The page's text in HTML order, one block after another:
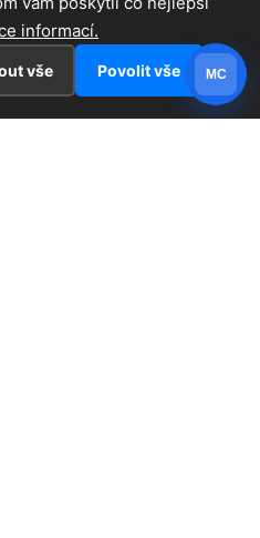
informací.
vše Povolit vše MC